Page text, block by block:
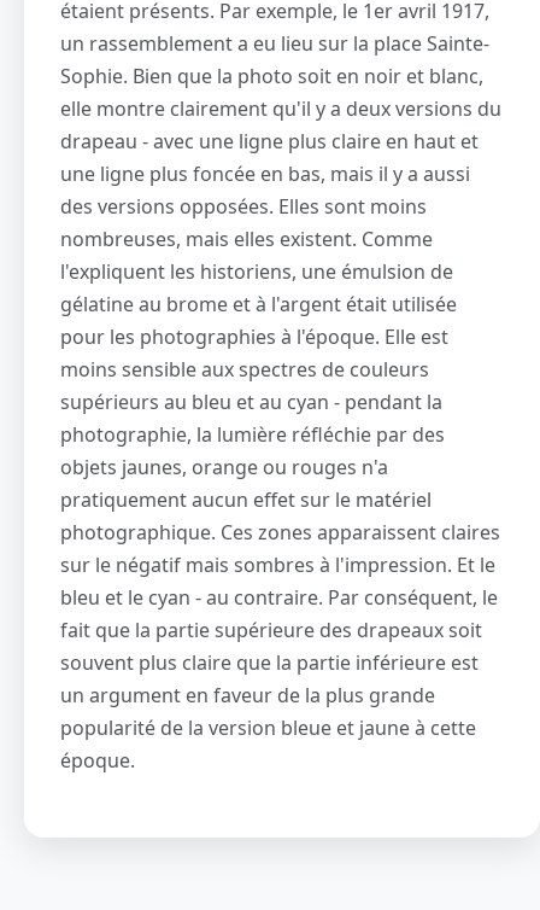
étaient présents. Par exemple, le 1er avril 1917,
un rassemblement a eu lieu sur la place Sainte-
Sophie. Bien que la photo soit en noir et blanc,
elle montre clairement qu'il y a deux versions du
drapeau - avec une ligne plus claire en haut et
une ligne plus foncée en bas, mais il y a aussi
des versions opposées. Elles sont moins
nombreuses, mais elles existent. Comme
l'expliquent les historiens, une émulsion de
gélatine au brome et à l'argent était utilisée
pour les photographies à l'époque. Elle est
moins sensible aux spectres de couleurs
supérieurs au bleu et au cyan - pendant la
photographie, la lumière réfléchie par des
objets jaunes, orange ou rouges n'a
pratiquement aucun effet sur le matériel
photographique. Ces zones apparaissent claires
sur le négatif mais sombres à l'impression. Et le
bleu et le cyan - au contraire. Par conséquent, le
fait que la partie supérieure des drapeaux soit
souvent plus claire que la partie inférieure est
un argument en faveur de la plus grande
popularité de la version bleue et jaune à cette
époque.